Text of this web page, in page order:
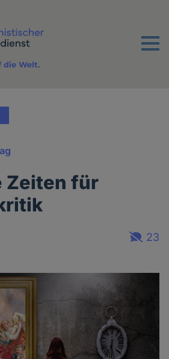
Menu
die Welt.
Zeiten für
23